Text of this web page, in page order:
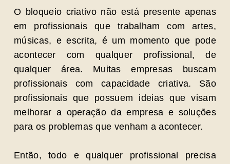
O bloqueio criativo não está presente apenas
em profissionais que trabalham com artes,
músicas, e escrita, é um momento que pode
acontecer com qualquer profissional, de
qualquer área. Muitas empresas buscam
profissionais com capacidade criativa. São
profissionais que possuem ideias que visam
melhorar a operação da empresa e soluções
para os problemas que venham a acontecer.
Então, todo e qualquer profissional precisa